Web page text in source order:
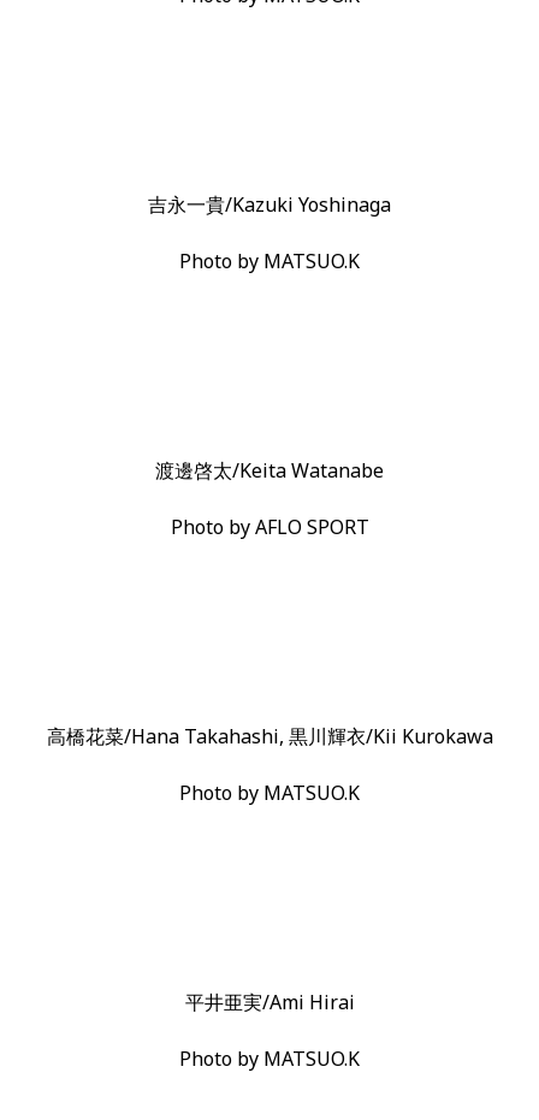
吉永一貴/Kazuki Yoshinaga
Photo by MATSUO.K
渡邊啓太/Keita Watanabe
Photo by AFLO SPORT
高橋花菜/Hana Takahashi, 黒川輝衣/Kii Kurokawa
Photo by MATSUO.K
平井亜実/Ami Hirai
Photo by MATSUO.K